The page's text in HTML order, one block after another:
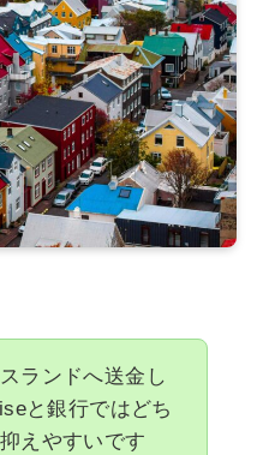
ランドへ送金し
と銀行ではどち
えやすいです